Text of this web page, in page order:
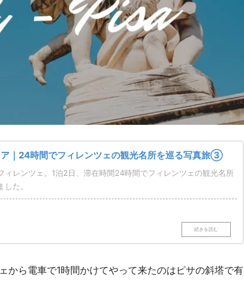
｜24時間でフィレンツェの観光名所を巡る写真旅③
ィレンツェ。1泊2日、滞在時間24時間でフィレンツェの観光名所
した。
から電車で1時間かけてやって来たのはピサの斜塔で有